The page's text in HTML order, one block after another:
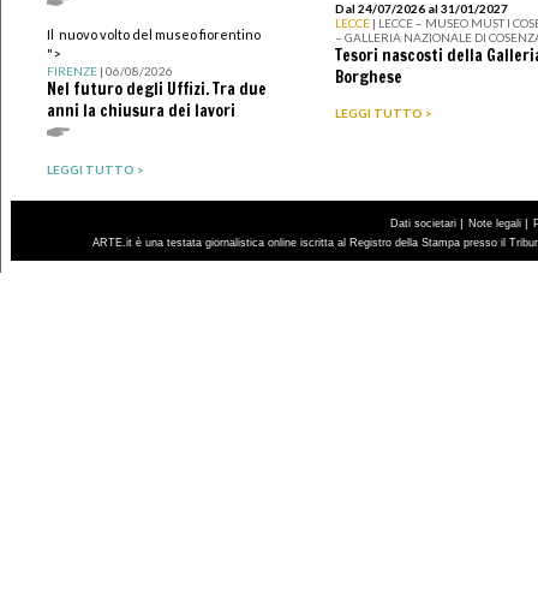
Il nuovo volto del museo fiorentino
">
FIRENZE| 06/08/2026
Nel futuro degli Uffizi. Tra due
anni la chiusura dei lavori
LEGGI TUTTO >
Dal 24/07/2026 al 31/01/2027
LECCE | LECCE – MUSEO MUST I
– GALLERIA NAZIONALE DI
Tesori nascosti della
Borghese
LEGGI TUTTO >
Dati societari | Note legali |
ARTE.it è una testata giornalistica online iscritta al Registro della Stampa presso il